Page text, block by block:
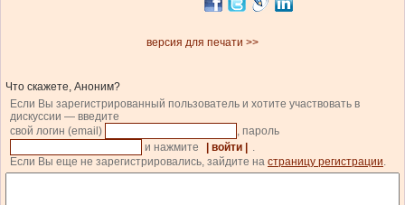
версия для печати >>
Что скажете, Аноним?
Если Вы зарегистрированный пользователь и хотите участвовать в
дискуссии — введите
свой логин (email)
, пароль
и нажмите
| войти |
.
Если Вы еще не зарегистрировались, зайдите на страницу регистрации.